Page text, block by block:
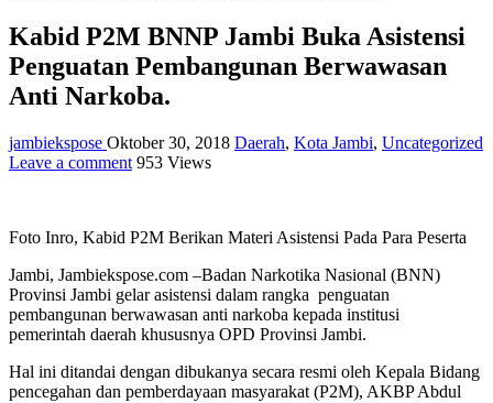
Kabid P2M BNNP Jambi Buka Asistensi
Penguatan Pembangunan Berwawasan
Anti Narkoba.
jambiekspose Oktober 30, 2018 Daerah, Kota Jambi, Uncategorized
Leave a comment 953 Views
Foto Inro, Kabid P2M Berikan Materi Asistensi Pada Para Peserta
Jambi, Jambiekspose.com –Badan Narkotika Nasional (BNN)
Provinsi Jambi gelar asistensi dalam rangka penguatan
pembangunan berwawasan anti narkoba kepada institusi
pemerintah daerah khususnya OPD Provinsi Jambi.
Hal ini ditandai dengan dibukanya secara resmi oleh Kepala Bidang
pencegahan dan pemberdayaan masyarakat (P2M), AKBP Abdul